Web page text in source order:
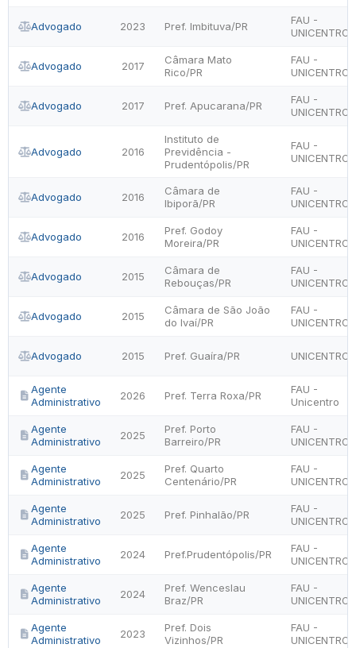
Advogado 2023 Pref. Imbituva/PR
FAU -
UNICENTRO
Advogado 2017
Câmara Mato
Rico/PR
FAU -
UNICENTRO
Advogado 2017 Pref. Apucarana/PR
FAU -
UNICENTRO
Advogado 2016
Instituto de
Previdência -
Prudentópolis/PR
FAU -
UNICENTRO
Advogado 2016
Câmara de
Ibiporã/PR
FAU -
UNICENTRO
Advogado 2016
Pref. Godoy
Moreira/PR
FAU -
UNICENTRO
Advogado 2015
Câmara de
Rebouças/PR
FAU -
UNICENTRO
Advogado 2015
Câmara de São João
do Ivaí/PR
FAU -
UNICENTRO
Advogado 2015 Pref. Guaíra/PR UNICENTRO
Agente
Administrativo
2026 Pref. Terra Roxa/PR
FAU -
Unicentro
Agente
Administrativo
2025
Pref. Porto
Barreiro/PR
FAU -
UNICENTRO
Agente
Administrativo
2025
Pref. Quarto
Centenário/PR
FAU -
UNICENTRO
Agente
Administrativo
2025 Pref. Pinhalão/PR
FAU -
UNICENTRO
Agente
Administrativo
2024 Pref.Prudentópolis/PR
FAU -
UNICENTRO
Agente
Administrativo
2024
Pref. Wenceslau
Braz/PR
FAU -
UNICENTRO
Agente
Administrativo
2023
Pref. Dois
Vizinhos/PR
FAU -
UNICENTRO